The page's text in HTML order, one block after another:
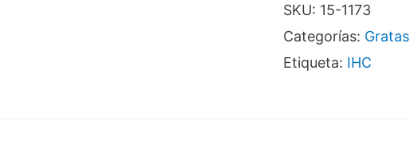
IHC
cantidad
SKU: 15-1173
Categorías: Gratas
Etiqueta: IHC